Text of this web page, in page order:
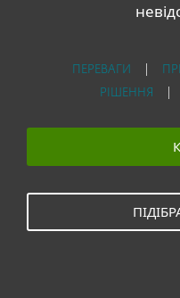
ПЕРЕВАГИ
РІШЕННЯ